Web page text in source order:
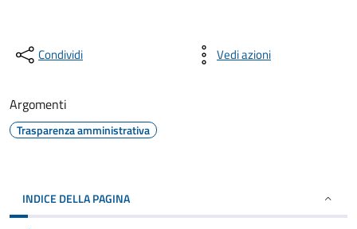
Condividi Vedi azioni
Argomenti
Trasparenza amministrativa
INDICE DELLA PAGINA